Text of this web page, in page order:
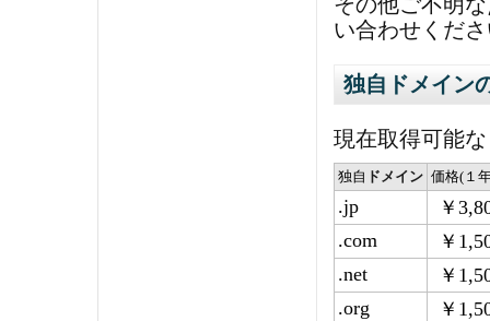
い合わせくだ
独自ドメイン
現在取得可能
独自 ドメイン 価格(１
.jp
￥
.com
￥
.net
￥
.org
￥